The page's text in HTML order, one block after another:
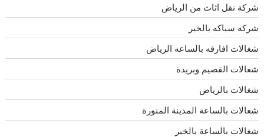
شركة نقل اثاث من الرياض
شركه سباكه بالخبر
شغالات افارقه بالساعه الرياض
شغالات القصيم وبريدة
شغالات بالرياض
شغالات بالساعة المدينة المنورة
شغالات بالساعة بالخبر